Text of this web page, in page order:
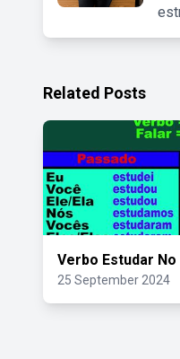
Related Posts
Verbo Estudar
25 September 2024